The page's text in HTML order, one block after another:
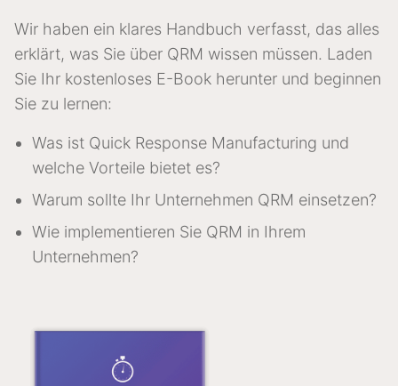
Wir haben ein klares Handbuch verfasst, das alles
erklärt, was Sie über QRM wissen müssen. Laden
Sie Ihr kostenloses E-Book herunter und beginnen
Sie zu lernen:
Was ist Quick Response Manufacturing und
welche Vorteile bietet es?
Warum sollte Ihr Unternehmen QRM einsetzen?
Wie implementieren Sie QRM in Ihrem
Unternehmen?